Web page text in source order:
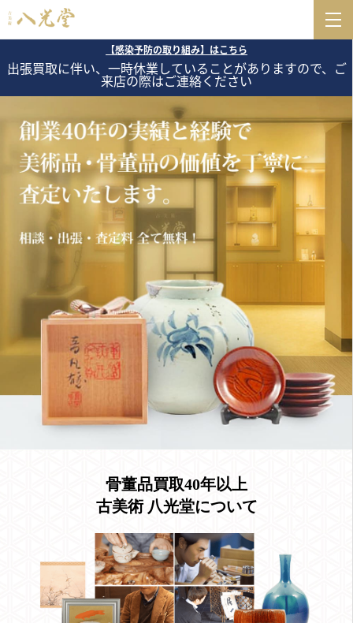
【感染予防の取り組み】はこちら
出張買取に伴い、一時休業していることがありますので、ご
来店の際はご連絡ください
骨董品買取40年以上
古美術 八光堂について